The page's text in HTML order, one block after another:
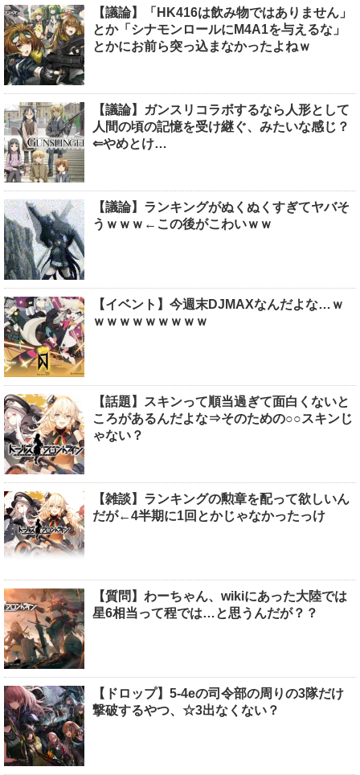
【議論】「HK416は飲み物ではありません」
とか「シナモンロールにM4A1を与えるな」
とかにお前ら突っ込まなかったよねｗ
【議論】ガンスリコラボするなら人形として
人間の頃の記憶を受け継ぐ、みたいな感じ？
⇐やめとけ…
【議論】ランキングがぬくぬくすぎてヤバそ
うｗｗｗ←この後がこわいｗｗ
【イベント】今週末DJMAXなんだよな…ｗ
ｗｗｗｗｗｗｗｗｗ
【話題】スキンって順当過ぎて面白くないと
ころがあるんだよな⇒そのための○○スキンじ
ゃない？
【雑談】ランキングの勲章を配って欲しいん
だが←4半期に1回とかじゃなかったっけ
【質問】わーちゃん、wikiにあった大陸では
星6相当って程では…と思うんだが？？
【ドロップ】5-4eの司令部の周りの3隊だけ
撃破するやつ、☆3出なくない？